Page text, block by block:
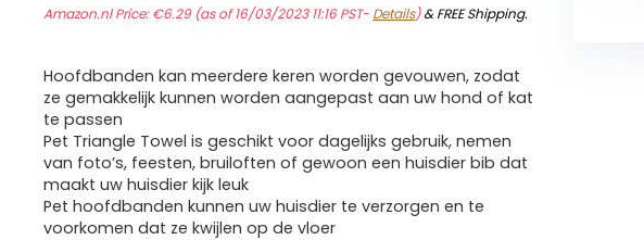
Amazon.nl Price:€6.29(as of 16/03/2023 11:16 PST- Details)&FREE Shipping.
Hoofdbanden kan meerdere keren worden gevouwen, zodat
ze gemakkelijk kunnen worden aangepast aan uw hond of kat
te passen
Pet Triangle Towel is geschikt voor dagelijks gebruik, nemen
van foto’s, feesten, bruiloften of gewoon een huisdier bib dat
maakt uw huisdier kijk leuk
Pet hoofdbanden kunnen uw huisdier te verzorgen en te
voorkomen dat ze kwijlen op de vloer